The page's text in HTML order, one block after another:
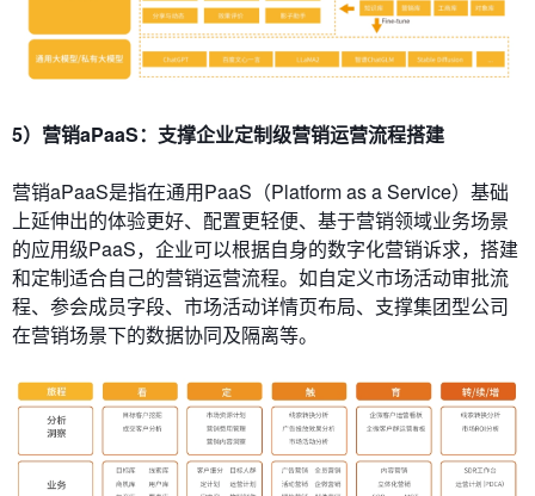
5）营销aPaaS：支撑企业定制级营销运营流程搭建
营销aPaaS是指在通用PaaS（Platform as a Service）基础
上延伸出的体验更好、配置更轻便、基于营销领域业务场景
的应用级PaaS，企业可以根据自身的数字化营销诉求，搭建
和定制适合自己的营销运营流程。如自定义市场活动审批流
程、参会成员字段、市场活动详情页布局、支撑集团型公司
在营销场景下的数据协同及隔离等。